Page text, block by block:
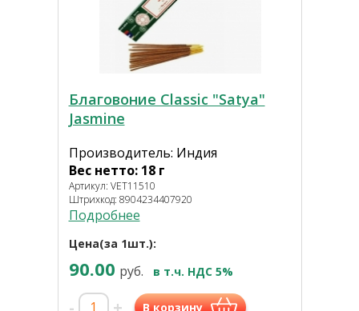
Благовоние Classic "Satya"
Jasmine
Производитель: Индия
Вес нетто: 18 г
Артикул: VET11510
Штрихкод: 8904234407920
Подробнее
Цена(за 1шт.):
90.00 руб. в т.ч. НДС 5%
В корзину